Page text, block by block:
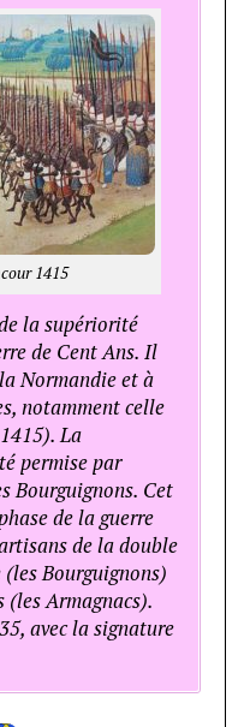
1415
la supériorité
de Cent Ans. Il
Normandie et à
notamment celle
La
permise par
Bourguignons. Cet
de la guerre
de la double
Bourguignons)
(les Armagnacs).
avec la signature